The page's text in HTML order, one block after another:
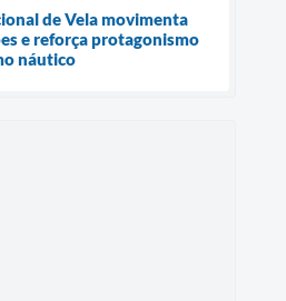
de Vela movimenta
e reforça protagonismo
náutico